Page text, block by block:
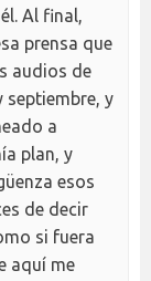
Al final,
prensa que
audios de
septiembre, y
a
plan, y
esos
de decir
si fuera
aquí me